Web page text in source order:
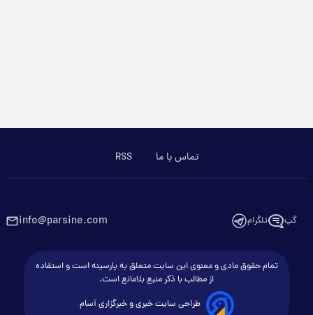
تماس با ما RSS
گپ تلگرام info@parsine.com
تمام حقوق مادی و معنوی این سایت متعلق به پارسینه است و استفاده
از مطالب با ذکر منبع بلامانع است.
طراحی سایت خبری و خبرگزاری آسام